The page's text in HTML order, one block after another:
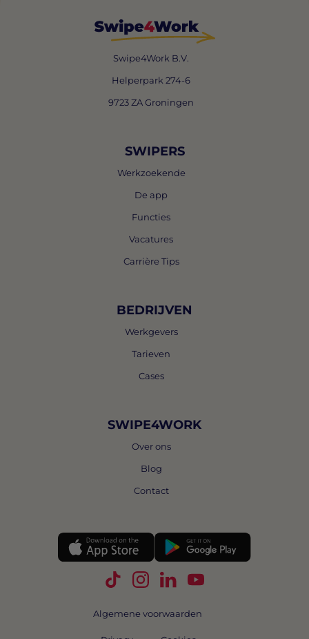
Swipe4Work B.V.
Helperpark 274-6
9723 ZA Groningen
SWIPERS
Werkzoekende
De app
Functies
Vacatures
Carrière Tips
BEDRIJVEN
Werkgevers
Tarieven
Cases
SWIPE4WORK
Over ons
Blog
Contact
Volg Swipe4Work op TikTok
Volg Swipe4Work op
Volg Swipe4Work op
Volg Swipe4Work
Algemene voorwaarden